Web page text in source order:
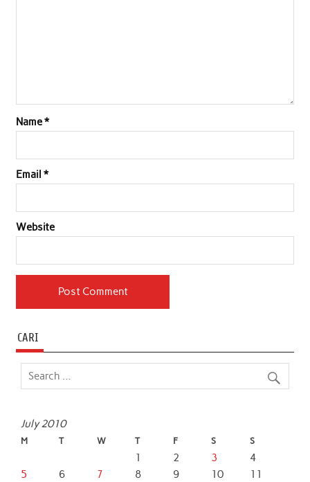
Name*
Email *
Website
CARI
July 2010
M T W T F S S
1 2 3
4
5
6 7 8 9 10
11